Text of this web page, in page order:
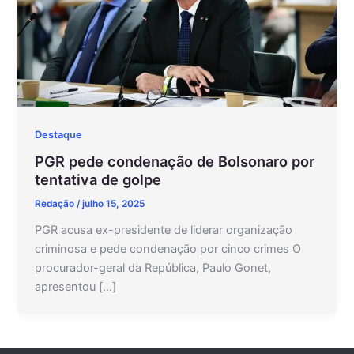
Destaque
PGR pede condenação de Bolsonaro por
tentativa de golpe
Redação/julho 15, 2025
PGR acusa ex-presidente de liderar organização
criminosa e pede condenação por cinco crimes O
procurador-geral da República, Paulo Gonet,
apresentou […]